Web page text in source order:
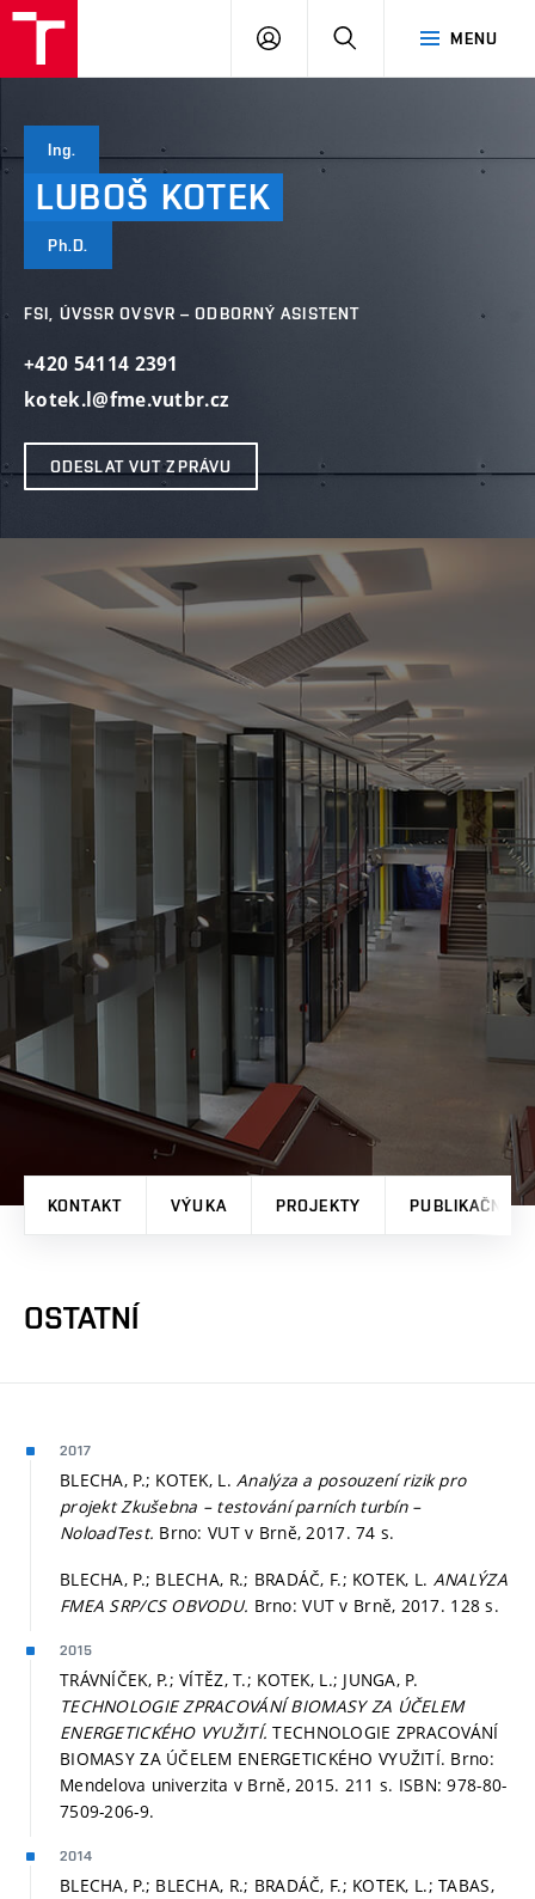
MENU
PŘIHLÁSIT
Ing.
LUBOŠ KOTEK
Ph.D.
FSI, ÚVSSR OVSVR – ODBORNÝ ASISTENT
+420 54114 2391
kotek.l@fme.vutbr.cz
ODESLAT VUT ZPRÁVU
KONTAKT VÝUKA PROJEKTY PUBLIKAČNÍ
OSTATNÍ
2017
BLECHA, P.; KOTEK, L.Analýza a posouzení rizik pro
projekt Zkušebna – testování parních turbín –
NoloadTest. Brno: VUT v Brně, 2017. 74 s.
BLECHA, P.; BLECHA, R.; BRADÁČ, F.; KOTEK, L. ANALÝZA
FMEA SRP/CS OBVODU. Brno: VUT v Brně, 2017. 128 s.
2015
TRÁVNÍČEK, P.; VÍTĚZ, T.; KOTEK, L.; JUNGA, P.
TECHNOLOGIE ZPRACOVÁNÍ BIOMASY ZA ÚČELEM
ENERGETICKÉHO VYUŽITÍ.TECHNOLOGIE ZPRACOVÁNÍ
BIOMASY ZA ÚČELEM ENERGETICKÉHO VYUŽITÍ. Brno:
Mendelova univerzita v Brně, 2015. 211 s. ISBN: 978-80-
7509-206-9.
2014
BLECHA, P.; BLECHA, R.; BRADÁČ, F.; KOTEK, L.; TABAS,